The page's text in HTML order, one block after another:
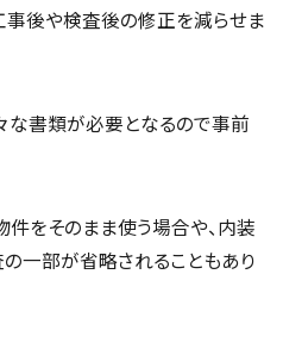
事後や検査後の修正を減らせま
な書類が必要となるので事前
件をそのまま使う場合や、内装
一部が省略されることもあり